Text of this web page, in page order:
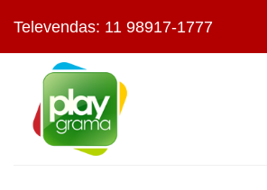
content
Televendas: 11 98917-1777